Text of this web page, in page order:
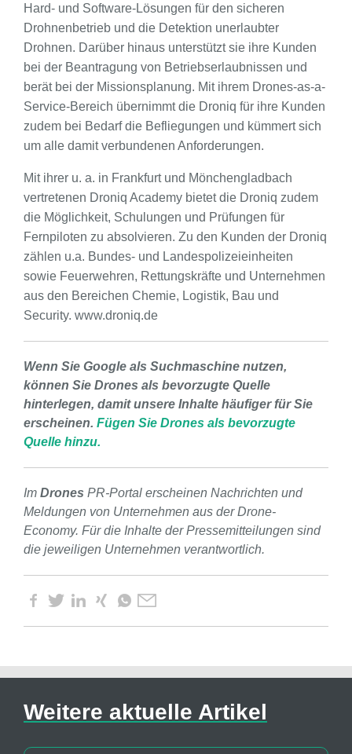
Hard- und Software-Lösungen für den sicheren
Drohnenbetrieb und die Detektion unerlaubter
Drohnen. Darüber hinaus unterstützt sie ihre Kunden
bei der Beantragung von Betriebserlaubnissen und
berät bei der Missionsplanung. Mit ihrem Drones-as-a-
Service-Bereich übernimmt die Droniq für ihre Kunden
zudem bei Bedarf die Befliegungen und kümmert sich
um alle damit verbundenen Anforderungen.
Mit ihrer u. a. in Frankfurt und Mönchengladbach
vertretenen Droniq Academy bietet die Droniq zudem
die Möglichkeit, Schulungen und Prüfungen für
Fernpiloten zu absolvieren. Zu den Kunden der Droniq
zählen u.a. Bundes- und Landespolizeieinheiten
sowie Feuerwehren, Rettungskräfte und Unternehmen
aus den Bereichen Chemie, Logistik, Bau und
Security. www.droniq.de
Wenn Sie Google als Suchmaschine nutzen,
können Sie Drones als bevorzugte Quelle
hinterlegen, damit unsere Inhalte häufiger für Sie
erscheinen. Fügen Sie Drones als bevorzugte
Quelle hinzu.
Im Drones PR-Portal erscheinen Nachrichten und
Meldungen von Unternehmen aus der Drone-
Economy. Für die Inhalte der Pressemitteilungen sind
die jeweiligen Unternehmen verantwortlich.
Weitere aktuelle Artikel